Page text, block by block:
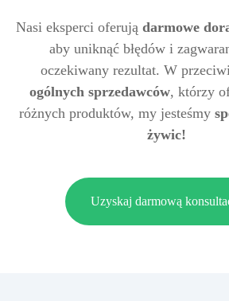
Nasi eksperci oferują darmowe
aby uniknąć błędów i
oczekiwany rezultat. W
ogólnych sprzedawców, którzy
różnych produktów, my jesteśmy
żywic!
Uzyskaj darmową